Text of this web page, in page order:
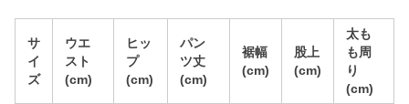
サ
イ
ズ
ウエ
スト
(cm)
ヒッ
プ
(cm)
パン
ツ丈
(cm)
裾幅
(cm)
股上
(cm)
太も
も周
り
(cm)